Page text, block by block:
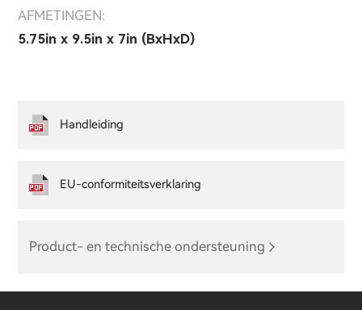
AFMETINGEN:
5.75in x 9.5in x 7in (BxHxD)
Product- en technische ondersteuning
Handleiding
EU-conformiteitsverklaring